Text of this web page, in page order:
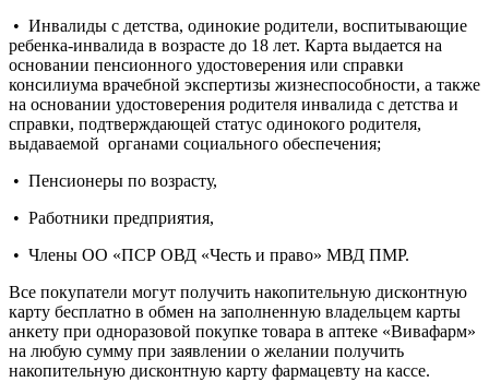
• Инвалиды с детства, одинокие родители, воспитывающие
ребенка-инвалида в возрасте до 18 лет. Карта выдается на
основании пенсионного удостоверения или справки
консилиума врачебной экспертизы жизнеспособности, а также
на основании удостоверения родителя инвалида с детства и
справки, подтверждающей статус одинокого родителя,
выдаваемой органами социального обеспечения;
• Пенсионеры по возрасту,
• Работники предприятия,
• Члены ОО «ПСР ОВД «Честь и право» МВД ПМР.
Все покупатели могут получить накопительную дисконтную
карту бесплатно в обмен на заполненную владельцем карты
анкету при одноразовой покупке товара в аптеке «Вивафарм»
на любую сумму при заявлении о желании получить
накопительную дисконтную карту фармацевту на кассе.